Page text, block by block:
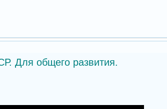
Для общего развития.